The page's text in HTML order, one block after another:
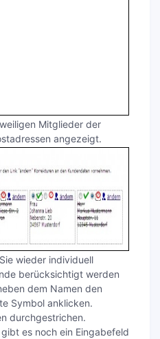
Mitglieder der
angezeigt.
wieder individuell
berücksichtigt werden
dem Namen den
Symbol anklicken.
durchgestrichen.
es noch ein Eingabefeld